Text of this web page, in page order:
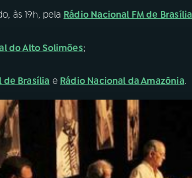
às 19h, pela Rádio Nacional FM de Brasília
do Alto Solimões;
de Brasília e Rádio Nacional da Amazônia.